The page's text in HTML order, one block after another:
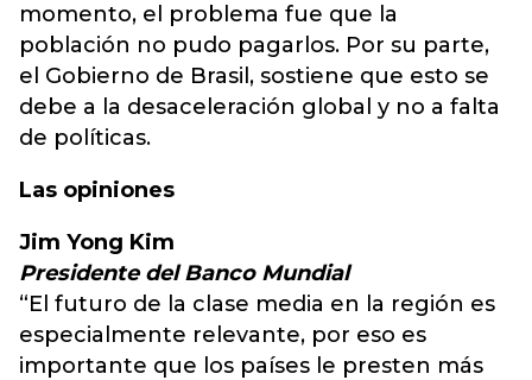
momento, el problema fue que la
población no pudo pagarlos. Por su parte,
el Gobierno de Brasil, sostiene que esto se
debe a la desaceleración global y no a falta
de políticas.
Las opiniones
Jim Yong Kim
Presidente del Banco Mundial
“El futuro de la clase media en la región es
especialmente relevante, por eso es
importante que los países le presten más